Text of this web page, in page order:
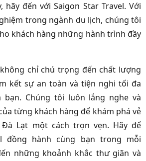
hãy đến với Saigon Star Travel. Với
trong ngành du lịch, chúng tôi
khách hàng những hành trình đầy
chỉ chú trọng đến chất lượng
kết sự an toàn và tiện nghi tối đa
bạn. Chúng tôi luôn lắng nghe và
từng khách hàng để khám phá vẻ
Lạt một cách trọn vẹn. Hãy để
đồng hành cùng bạn trong mỗi
những khoảnh khắc thư giãn và